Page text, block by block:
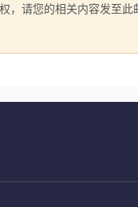
，请您的相关内容发至